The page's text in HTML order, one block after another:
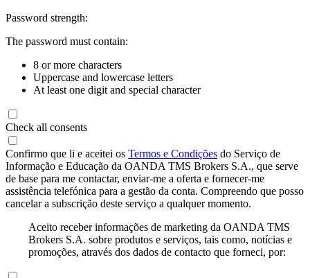
Password strength:
The password must contain:
8 or more characters
Uppercase and lowercase letters
At least one digit and special character
Check all consents
Confirmo que li e aceitei os Termos e Condições do Serviço de
Informação e Educação da OANDA TMS Brokers S.A., que serve
de base para me contactar, enviar-me a oferta e fornecer-me
assistência telefónica para a gestão da conta. Compreendo que posso
cancelar a subscrição deste serviço a qualquer momento.
Aceito receber informações de marketing da OANDA TMS
Brokers S.A. sobre produtos e serviços, tais como, notícias e
promoções, através dos dados de contacto que forneci, por: